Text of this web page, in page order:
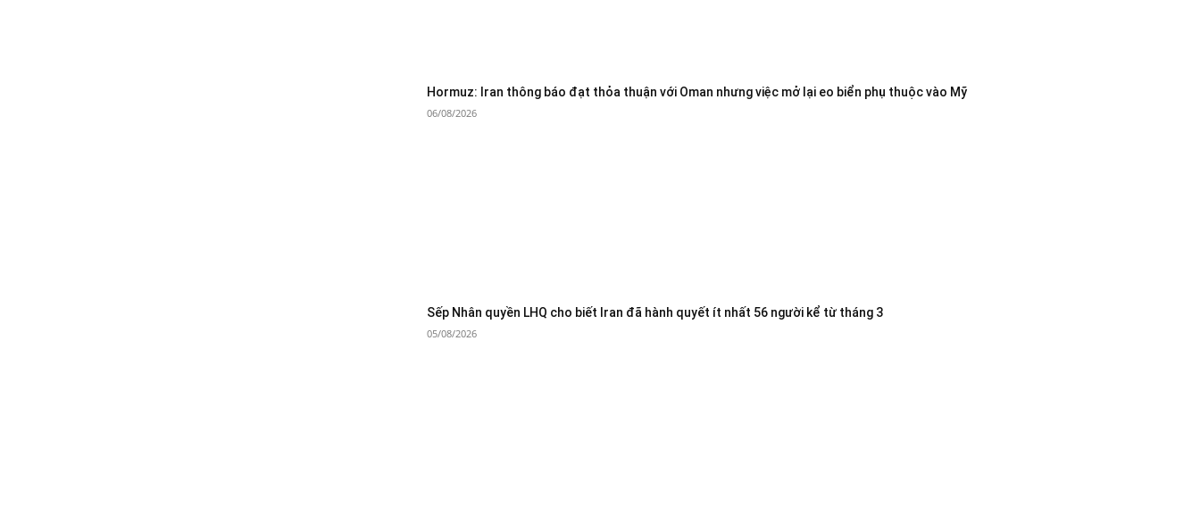
Hormuz: Iran thông báo đạt thỏa thuận với Oman nhưng việc mở lại eo biển phụ thuộc vào Mỹ
06/08/2026
Sếp Nhân quyền LHQ cho biết Iran đã hành quyết ít nhất 56 người kể từ tháng 3
05/08/2026